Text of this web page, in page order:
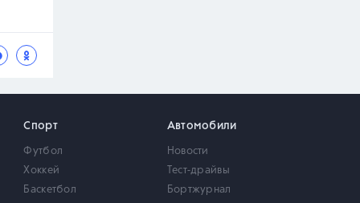
Спорт
Футбол
Хоккей
Баскетбол
Автомобили
Новости
Тест-драйвы
Бортжурнал